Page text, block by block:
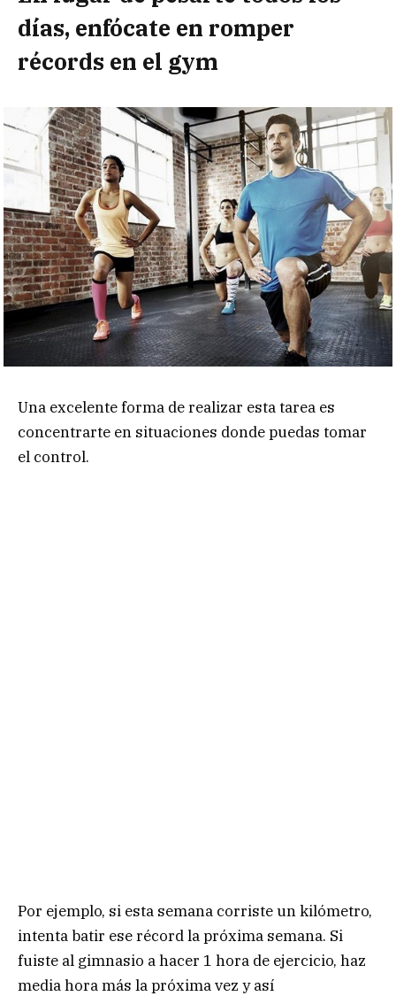
días, enfócate en romper
récords en el gym
Una excelente forma de realizar esta tarea es
concentrarte en situaciones donde puedas tomar
el control.
Por ejemplo, si esta semana corriste un kilómetro,
intenta batir ese récord la próxima semana. Si
fuiste al gimnasio a hacer 1 hora de ejercicio, haz
media hora más la próxima vez y así